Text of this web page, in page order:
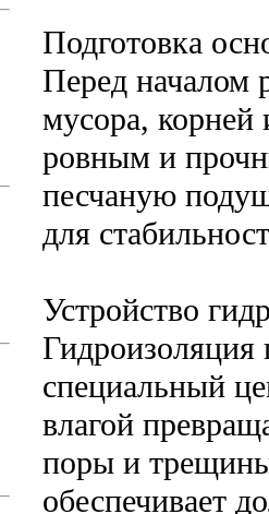
Подготовка
Перед началом
мусора,
ровным и
песчаную
для
Устройство
специальный
влагой
поры и
обеспечивает